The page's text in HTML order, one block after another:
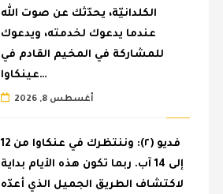
الكلدانيّة، يحدّثك عن صوت الله
عندما يدعوك لخدمته، ويدعوك
للمشاركة في المخيم القادم في
عينكاوا…
أغسطس 8, 2026
فديو (٢): وننتظرك في عنكاوا من 12
إلى 14 آب. ربما تكون هذه الأيام بداية
لاكتشاف الطريق الجميل الذي أعدّه